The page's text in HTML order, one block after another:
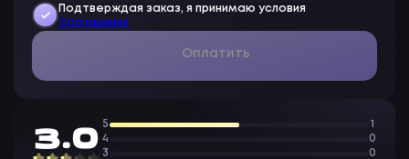
Подтверждая заказ, я принимаю условия
Соглашения
Оплатить
3.0
5
1
4
0
3
0